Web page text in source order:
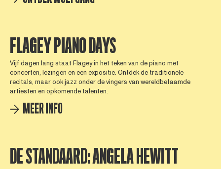
FLAGEY PIANO DAYS
Vijf dagen lang staat Flagey in het teken van de piano met
concerten, lezingen en een expositie. Ontdek de traditionele
recitals, maar ook jazz onder de vingers van wereldbefaamde
artiesten en opkomende talenten.
MEER INFO
DE STANDAARD: ANGELA HEWITT